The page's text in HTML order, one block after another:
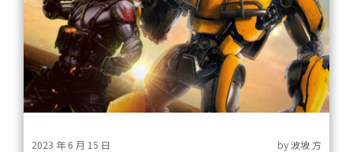
2023 年 6 月 15 日 by波坡 方